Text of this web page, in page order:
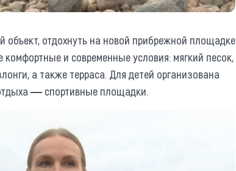
отдохнуть на новой прибрежной площадке
и современные условия: мягкий песок,
а также терраса. Для детей организована
― спортивные площадки.